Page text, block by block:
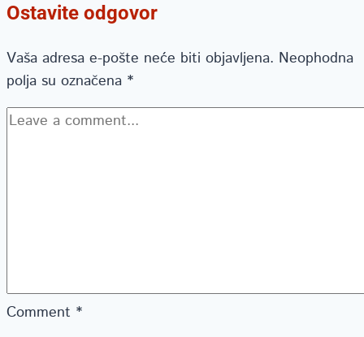
Ostavite odgovor
Vaša adresa e-pošte neće biti objavljena. Neophodna
polja su označena *
Comment *